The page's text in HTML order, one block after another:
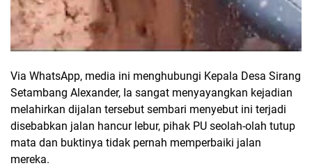
Via WhatsApp, media ini menghubungi Kepala Desa Sirang
Setambang Alexander, Ia sangat menyayangkan kejadian
melahirkan dijalan tersebut sembari menyebut ini terjadi
disebabkan jalan hancur lebur, pihak PU seolah-olah tutup
mata dan buktinya tidak pernah memperbaiki jalan
mereka.